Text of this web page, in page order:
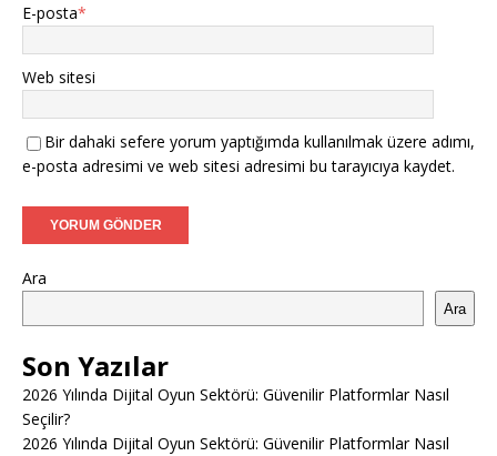
E-posta*
Web sitesi
Bir dahaki sefere yorum yaptığımda kullanılmak üzere adımı,
e-posta adresimi ve web sitesi adresimi bu tarayıcıya kaydet.
Ara
Ara
Son Yazılar
2026 Yılında Dijital Oyun Sektörü: Güvenilir Platformlar Nasıl
Seçilir?
2026 Yılında Dijital Oyun Sektörü: Güvenilir Platformlar Nasıl